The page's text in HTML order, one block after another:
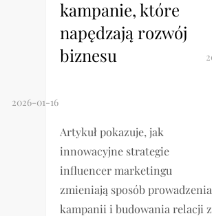
kampanie, które
napędzają rozwój
biznesu
Artykuł pokazuje, jak
innowacyjne strategie
influencer marketingu
zmieniają sposób prowadzenia
kampanii i budowania relacji z